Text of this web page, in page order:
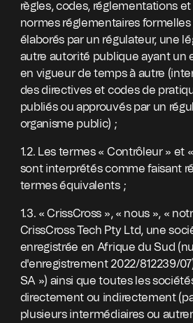
règles, codes, réglementations
normes réglementaires formelles
élaborés par un régulateur, une
autre autorité publique ayant un
en vigueur de temps à autre
des directives et codes de
publiés ou approuvés par un
organisme public) ;
1.2. Les termes « Contrôleur » et
sont interprétés comme faisant
termes équivalents ;
1.3. « CrissCross », « nous », «
CrissCross Tech Pty Ltd, une
enregistrée en Afrique du Sud
d'enregistrement 2022/812239/
SA ») ainsi que toutes les
directement ou indirectement
plusieurs intermédiaires ou